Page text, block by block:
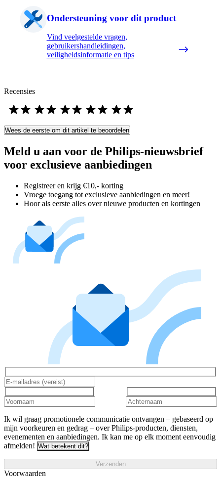
Ondersteuning voor dit product
Vind veelgestelde vragen,
gebruikershandleidingen,
veiligheidsinformatie en tips
Recensies
Wees de eerste om dit artikel te beoordelen
Meld u aan voor de Philips-nieuwsbrief
voor exclusieve aanbiedingen
Registreer en krijg €10,- korting
Vroege toegang tot exclusieve aanbiedingen en meer!
Hoor als eerste alles over nieuwe producten en kortingen
Ik wil graag promotionele communicatie ontvangen – gebaseerd op
mijn voorkeuren en gedrag – over Philips-producten, diensten,
evenementen en aanbiedingen. Ik kan me op elk moment eenvoudig
afmelden! Wat betekent dit?
Verzenden
Voorwaarden